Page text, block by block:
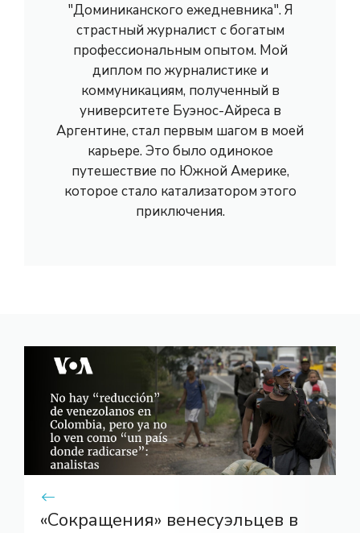
"Доминиканского ежедневника". Я
страстный журналист с богатым
профессиональным опытом. Мой
диплом по журналистике и
коммуникациям, полученный в
университете Буэнос-Айреса в
Аргентине, стал первым шагом в моей
карьере. Это было одинокое
путешествие по Южной Америке,
которое стало катализатором этого
приключения.
«Сокращения» венесуэльцев в